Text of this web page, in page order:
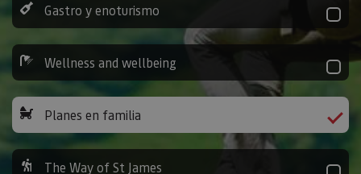
Gastro y enoturismo
Wellness and wellbeing
Planes en familia
The Way of St James